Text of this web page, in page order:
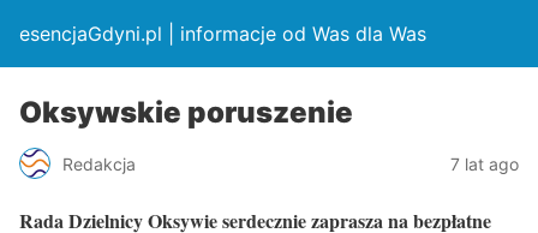
esencjaGdyni.pl | informacje od Was dla Was
Oksywskie poruszenie
Redakcja 7 lat ago
Rada Dzielnicy Oksywie serdecznie zaprasza na bezpłatne